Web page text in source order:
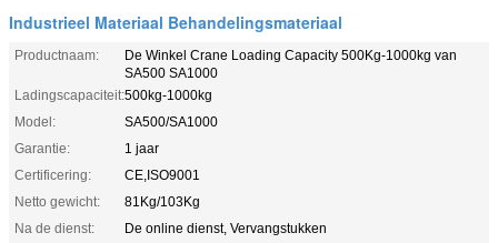
Industrieel Materiaal Behandelingsmateriaal
Productnaam:
De Winkel Crane Loading Capacity 500Kg-1000kg van
SA500 SA1000
Ladingscapaciteit:500kg-1000kg
Model:
SA500/SA1000
Garantie:
1 jaar
Certificering:
CE,ISO9001
Netto gewicht:
81Kg/103Kg
Na de dienst:
De online dienst, Vervangstukken